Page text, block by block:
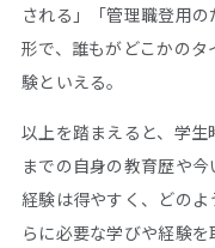
される」「管理職登用
形で、誰もがどこかの
験といえる。
以上を踏まえると、学
までの自身の教育歴や
経験は得やすく、どの
らに必要な学びや経験